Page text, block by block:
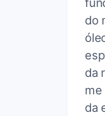
do
da
da